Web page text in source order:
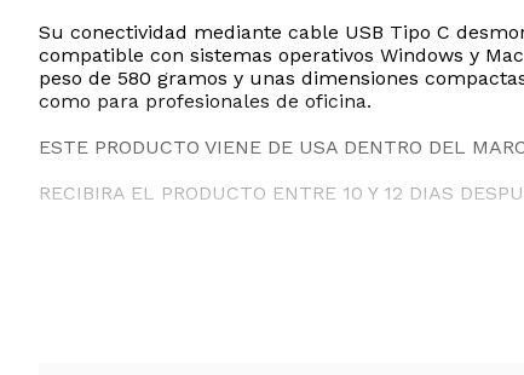
Su conectividad mediante cable USB Tipo C
compatible con sistemas operativos Windows y
peso de 580 gramos y unas dimensiones
como para profesionales de oficina.
ESTE PRODUCTO VIENE DE USA DENTRO DEL
RECIBIRA EL PRODUCTO ENTRE 10 Y 12 DIAS